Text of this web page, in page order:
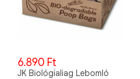
6.890 Ft
JK Biológialiag Lebomló